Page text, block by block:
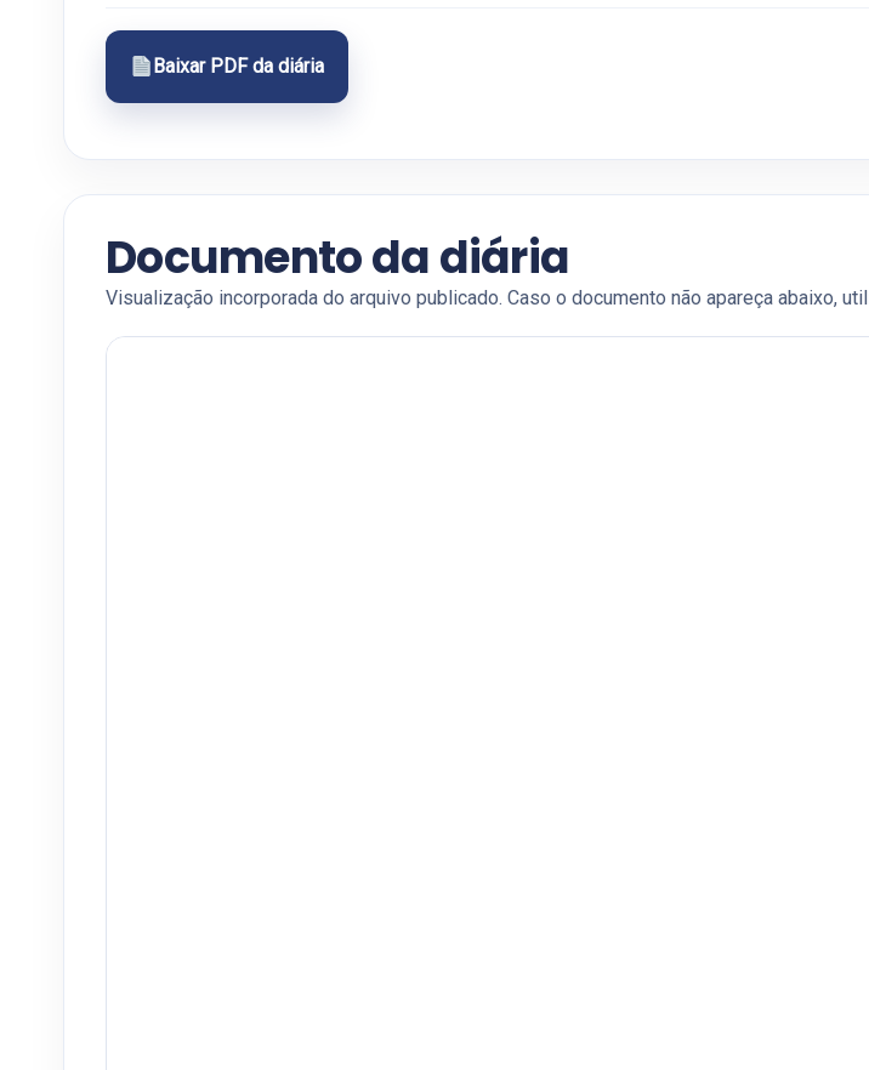
Baixar PDF da diária
Documento da diária
Visualização incorporada do arquivo publicado. Caso o documento não apareça abaixo,